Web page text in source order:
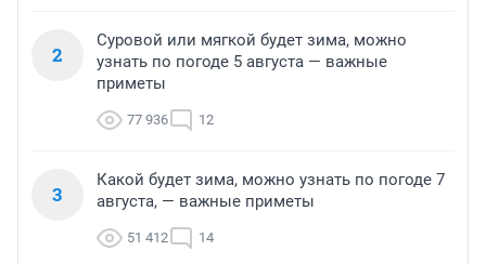
2
Суровой или мягкой будет зима, можно
узнать по погоде 5 августа — важные
приметы
77 936 12
3
Какой будет зима, можно узнать по погоде 7
августа, — важные приметы
51 412 14